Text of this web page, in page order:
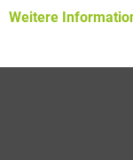
Weitere